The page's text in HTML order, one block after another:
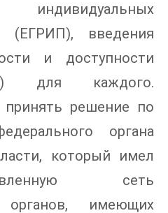
(ЕГРИП), введения
и доступности
для каждого.
решение по
органа
который имел
сеть
органов, имеющих